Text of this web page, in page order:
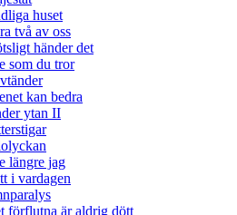
huset
två av oss
händer det
som du tror
kan bedra
ytan II
längre jag
i vardagen
förflutna är aldrig dött